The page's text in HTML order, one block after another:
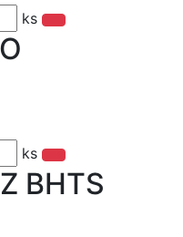
ks
ks
BHTS